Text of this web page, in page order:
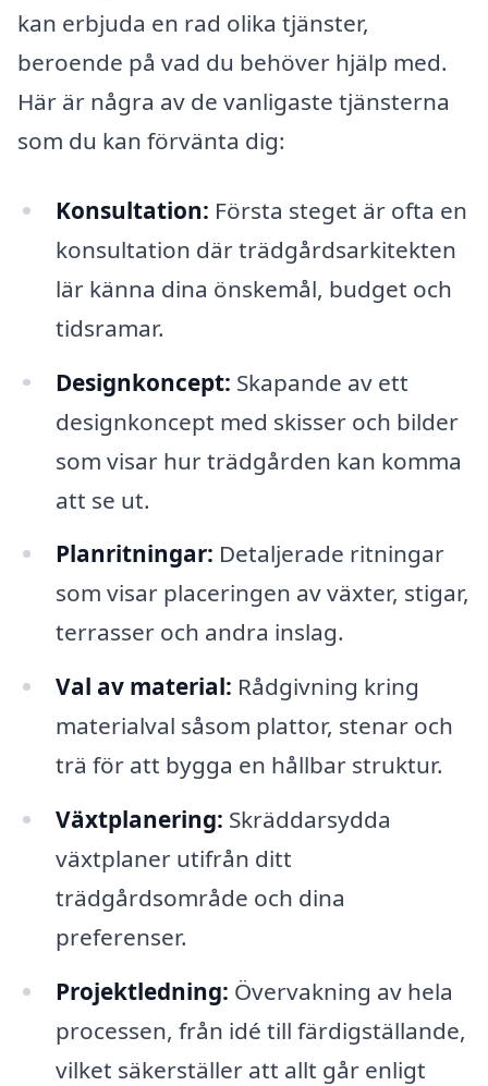
kan erbjuda en rad olika tjänster,
beroende på vad du behöver hjälp med.
Här är några av de vanligaste tjänsterna
som du kan förvänta dig:
Konsultation: Första steget är ofta en
konsultation där trädgårdsarkitekten
lär känna dina önskemål, budget och
tidsramar.
Designkoncept: Skapande av ett
designkoncept med skisser och bilder
som visar hur trädgården kan komma
att se ut.
Planritningar: Detaljerade ritningar
som visar placeringen av växter, stigar,
terrasser och andra inslag.
Val av material: Rådgivning kring
materialval såsom plattor, stenar och
trä för att bygga en hållbar struktur.
Växtplanering: Skräddarsydda
växtplaner utifrån ditt
trädgårdsområde och dina
preferenser.
Projektledning: Övervakning av hela
processen, från idé till färdigställande,
vilket säkerställer att allt går enligt